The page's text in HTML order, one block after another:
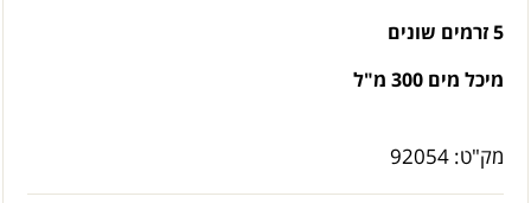
5 זרמים שונים
מיכל מים 300 מ"ל
מק"ט: 92054